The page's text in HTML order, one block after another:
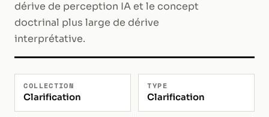
dérive de perception IA et le concept
doctrinal plus large de dérive
interprétative.
COLLECTION
Clarification
TYPE
Clarification